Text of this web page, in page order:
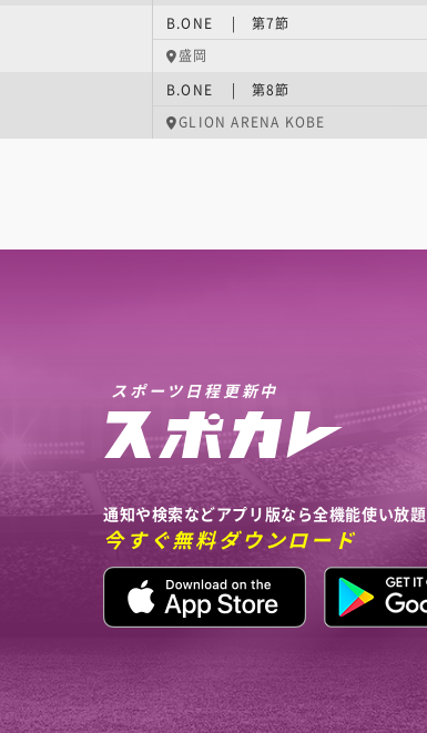
B.ONE | 第7節
盛岡
B.ONE | 第8節
GLION ARENA KOBE
スポーツ日程更新中
通知や検索などアプリ版なら全機能使い放題
今すぐ無料ダウンロード